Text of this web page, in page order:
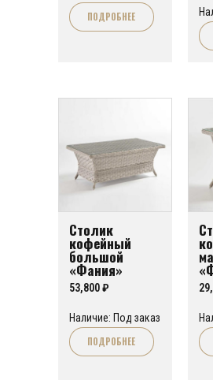
ПОДРОБНЕЕ
Столик
кофейный
большой
«Фания»
53,800₽
Наличие: Под заказ
ПОДРОБНЕЕ